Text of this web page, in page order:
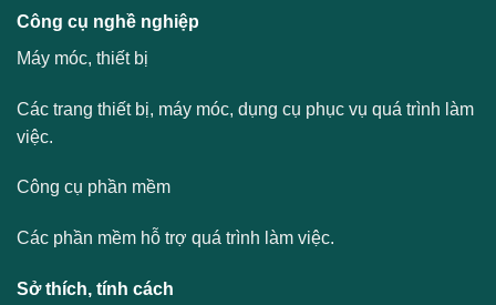
Công cụ nghề nghiệp
Máy móc, thiết bị
Các trang thiết bị, máy móc, dụng cụ phục vụ quá trình làm
việc.
Công cụ phần mềm
Các phần mềm hỗ trợ quá trình làm việc.
Sở thích, tính cách